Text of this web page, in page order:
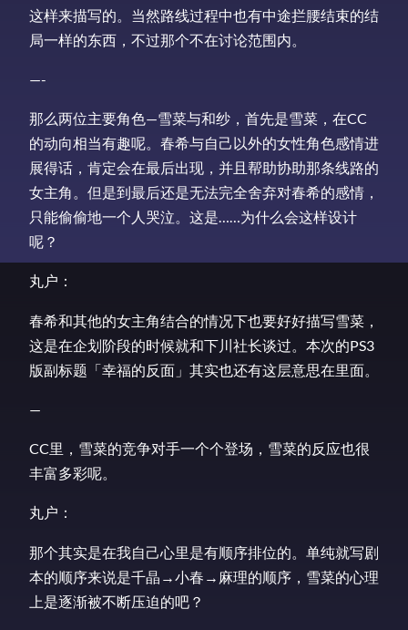
这样来描写的。当然路线过程中也有中途拦腰结束的结
局一样的东西，不过那个不在讨论范围内。
—-
那么两位主要角色—雪菜与和纱，首先是雪菜，在CC
的动向相当有趣呢。春希与自己以外的女性角色感情进
展得话，肯定会在最后出现，并且帮助协助那条线路的
女主角。但是到最后还是无法完全舍弃对春希的感情，
只能偷偷地一个人哭泣。这是……为什么会这样设计
呢？
丸户：
春希和其他的女主角结合的情况下也要好好描写雪菜，
这是在企划阶段的时候就和下川社长谈过。本次的PS3
版副标题「幸福的反面」其实也还有这层意思在里面。
—
CC里，雪菜的竞争对手一个个登场，雪菜的反应也很
丰富多彩呢。
丸户：
那个其实是在我自己心里是有顺序排位的。单纯就写剧
本的顺序来说是千晶→小春→麻理的顺序，雪菜的心理
上是逐渐被不断压迫的吧？